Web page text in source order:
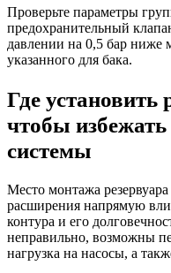
Проверьте параметры
предохранительный
давлении на 0,5 бар ниже
указанного для бака.
Где
чтобы
системы
Место монтажа
расширения напрямую
контура и его
неправильно, возможны
нагрузка на насосы, а